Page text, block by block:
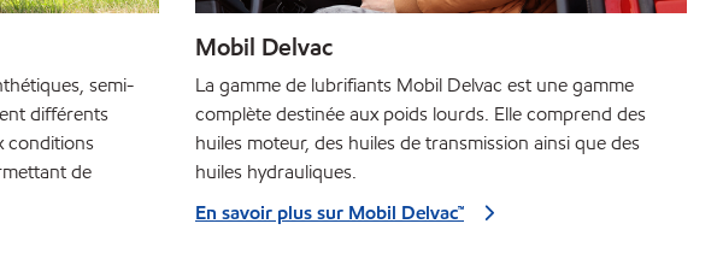
semi-
différents
conditions
de
Mobil Delvac
La gamme de lubrifiants Mobil Delvac est une gamme
complète destinée aux poids lourds. Elle comprend des
huiles moteur, des huiles de transmission ainsi que des
huiles hydrauliques.
En savoir plus sur Mobil Delvac™